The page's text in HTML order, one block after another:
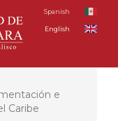
Spanish
English
e
Caribe